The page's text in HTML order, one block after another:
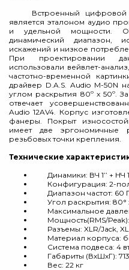
Встроенный цифровой
является эталоном аудио
и удельной мощности.
динамический диапазон,
искажений и низкое
При проектировании
использовали вейвлет-
частотно-временной
драйвер D.A.S. Audio M-50N
углом раскрытия 80º x 50º.
отвечает
Audio 12AV4. Корпус
фанеры. Покрыт
имеет две
резьбовых точки крепления.
Технические
Динамики: ВЧ 1’’ + НЧ
Конфигурация: 2-
Диапазон частот: 60
Угол раскрытия: 80°
Максимальное
Мощность(RMS/Peak):
Разъемы: XLR/Jack,
Материал корпуса:
Система подвеса: 4
Габариты (ВхШхГ): 713
Вес: 22 кг